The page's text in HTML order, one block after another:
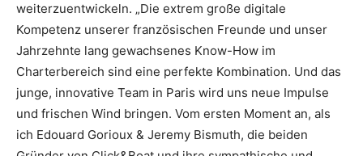
weiterzuentwickeln. „Die extrem große digitale
Kompetenz unserer französischen Freunde und unser
Jahrzehnte lang gewachsenes Know-How im
Charterbereich sind eine perfekte Kombination. Und das
junge, innovative Team in Paris wird uns neue Impulse
und frischen Wind bringen. Vom ersten Moment an, als
ich Edouard Gorioux & Jeremy Bismuth, die beiden